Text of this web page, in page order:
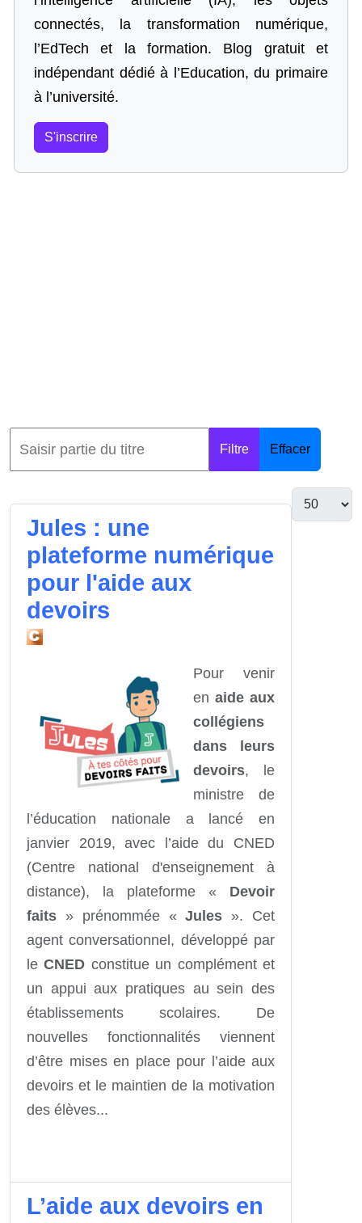
connectés, la transformation numérique,
l’EdTech et la formation. Blog gratuit et
indépendant dédié à l’Education, du primaire
à l’université.
S'inscrire
Filtre Effacer
Jules : une
plateforme numérique
pour l'aide aux
devoirs
Pour venir
en aide aux
collégiens
dans leurs
devoirs, le
ministre de
l’éducation nationale a lancé en
janvier 2019, avec l’aide du CNED
(Centre national d'enseignement à
distance), la plateforme « Devoir
faits » prénommée «Jules ». Cet
agent conversationnel, développé par
leCNED constitue un complément et
un appui aux pratiques au sein des
établissements scolaires. De
nouvelles fonctionnalités viennent
d’être mises en place pour l’aide aux
devoirs et le maintien de la motivation
des élèves...
L’aide aux devoirs en